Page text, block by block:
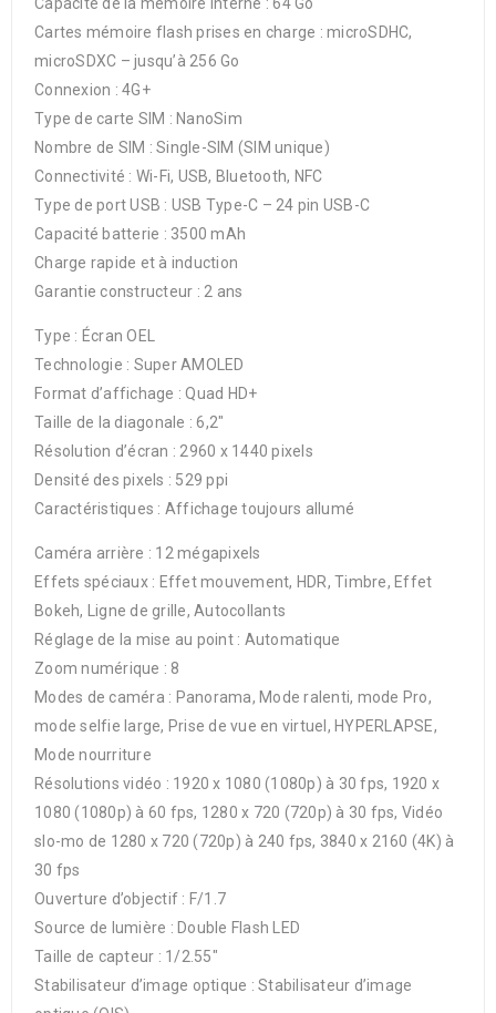
Cartes mémoire flash prises en charge : microSDHC,
microSDXC – jusqu’à 256 Go
Connexion : 4G+
Type de carte SIM : NanoSim
Nombre de SIM : Single-SIM (SIM unique)
Connectivité : Wi-Fi, USB, Bluetooth, NFC
Type de port USB : USB Type-C – 24 pin USB-C
Capacité batterie : 3500 mAh
Charge rapide et à induction
Garantie constructeur : 2 ans
Type : Écran OEL
Technologie : Super AMOLED
Format d’affichage : Quad HD+
Taille de la diagonale : 6,2″
Résolution d’écran : 2960 x 1440 pixels
Densité des pixels : 529 ppi
Caractéristiques : Affichage toujours allumé
Caméra arrière : 12 mégapixels
Effets spéciaux : Effet mouvement, HDR, Timbre, Effet
Bokeh, Ligne de grille, Autocollants
Réglage de la mise au point : Automatique
Zoom numérique : 8
Modes de caméra : Panorama, Mode ralenti, mode Pro,
mode selfie large, Prise de vue en virtuel, HYPERLAPSE,
Mode nourriture
Résolutions vidéo : 1920 x 1080 (1080p) à 30 fps, 1920 x
1080 (1080p) à 60 fps, 1280 x 720 (720p) à 30 fps, Vidéo
slo-mo de 1280 x 720 (720p) à 240 fps, 3840 x 2160 (4K) à
30 fps
Ouverture d’objectif : F/1.7
Source de lumière : Double Flash LED
Taille de capteur : 1/2.55″
Stabilisateur d’image optique : Stabilisateur d’image